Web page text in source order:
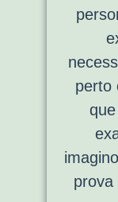
perto
prova